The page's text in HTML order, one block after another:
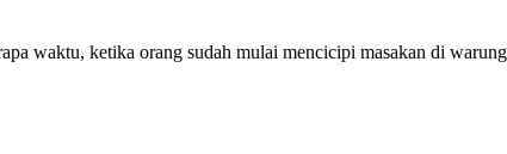
waktu, ketika orang sudah mulai mencicipi masakan di